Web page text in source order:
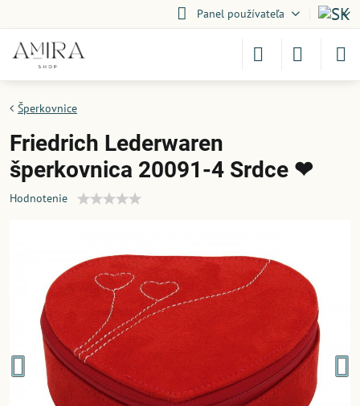
Panel používateľa
Šperkovnice
Friedrich Lederwaren
šperkovnica 20091-4 Srdce ❤
Hodnotenie